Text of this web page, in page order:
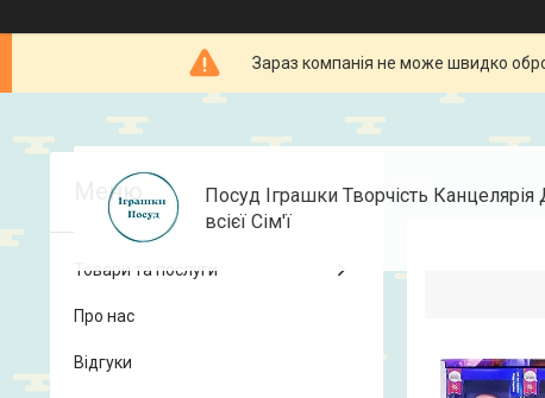
Зараз компанія не може швидко
Посуд Іграшки Творчість Канцелярія
всієї Сім'ї
Товари та послуги
Про нас
Відгуки